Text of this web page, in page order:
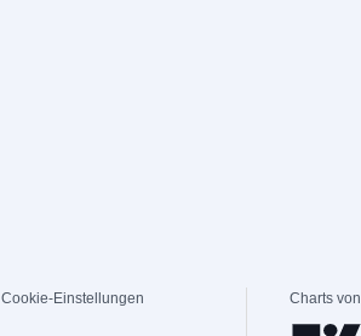
Cookie-Einstellungen Charts von